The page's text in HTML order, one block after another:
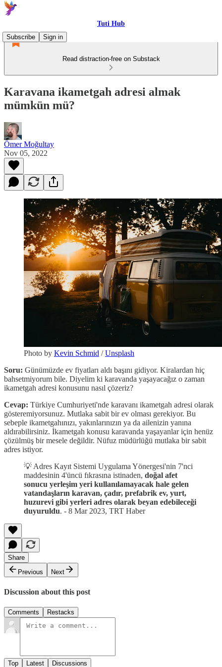
Tuti Hub
Subscribe
Sign in
Read distraction-free on Substack
Karavana ikametgah adresi almak
mümkün mü?
Ömer Moğultay
Nov 05, 2022
Photo by Kevin Schmid /Unsplash
Soru: Günümüzde ev fiyatları aldı başını gidiyor. Kiralardan hiç
bahsetmiyorum bile. Diyelim ki karavanda yaşayacağız o zaman
ikametgah adresi konusunu nasıl çözeriz?
Cevap: Türkiye Cumhuriyeti'nde karavanı ikametgah adresi olarak
gösteremiyorsunuz. Mutlaka sabit bir ev olması gerekiyor. Bu
sebeple ikametgahınızı, yakınlarınızın ya da ailenizin yanına
aldırabilirsiniz. İkametgah konusu karavanda yaşayanlar için henüz
çözülmüş bir mesele değildir. Nüfuz müdürlüğü mutlaka bir sabit
adres istiyor.
💡 Adres Kayıt Sistemi Uygulama Yönergesi'nin 7'nci
maddesinin 4'üncü fıkrasına istinaden, doğal afet
sonucu yerleşim yeri kullanılamayacak hale gelen
vatandaşların karavan, çadır, prefabrik ev, yurt,
huzurevi gibi yerleri adres olarak beyan edebileceği
duyuruldu. - 8 Mar 2023, TRT Haber
Share
Previous
Next
Discussion about this post
Comments Restacks
Top Latest Discussions